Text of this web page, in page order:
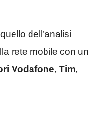
dell’analisi
rete mobile con un
Vodafone, Tim,